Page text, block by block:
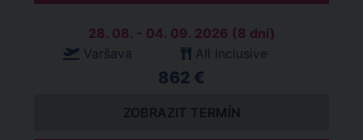
28. 08. - 04. 09. 2026 (8 dní)
Varšava
All Inclusive
862 €
ZOBRAZIT TERMÍN